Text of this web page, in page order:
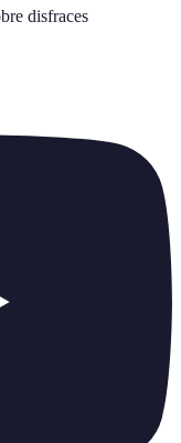
disfraces